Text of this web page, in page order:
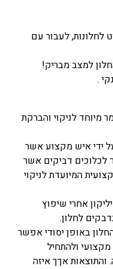
לחלונות, לעבור עם
למצב מבריק!
.
מיוחד לניקוי והברקת
על ידי איש מקצוע אשר
לכלוכים דביקים אשר
המיועדת לניקוי
אחרי שיפוץ
לחלון.
באופן יסודי אפשר
ולהתחיל
והתוצאות אךך איזה